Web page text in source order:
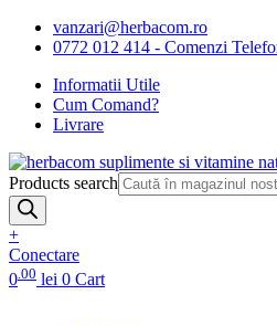
vanzari@herbacom.ro
0772 012 414 - Comenzi
Informatii Utile
Cum Comand?
Livrare
Products search
+
Conectare
0.00 lei 0 Cart